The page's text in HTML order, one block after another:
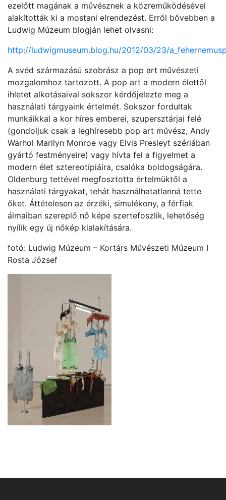
ezelőtt magának a művésznek a közreműködésével
alakították ki a mostani elrendezést. Erről bővebben a
Ludwig Múzeum blogján lehet olvasni:
http://ludwigmuseum.blog.hu/2012/03/23/
A svéd származású szobrász a pop art művészeti
mozgalomhoz tartozott. A pop art a modern élettől
ihletet alkotásaival sokszor kérdőjelezte meg a
használati tárgyaink értelmét. Sokszor fordultak
munkáikkal a kor híres emberei, szupersztárjai felé
(gondoljuk csak a leghíresebb pop art művész, Andy
Warhol Marilyn Monroe vagy Elvis Presleyt szériában
gyártó festményeire) vagy hívta fel a figyelmet a
modern élet sztereotípiáira, csalóka boldogságára.
Oldenburg tettével megfosztotta értelmüktől a
használati tárgyakat, tehát használhatatlanná tette
őket. Áttételesen az érzéki, simulékony, a férfiak
álmaiban szereplő nő képe szertefoszlik, lehetőség
nyílik egy új nőkép kialakítására.
fotó: Ludwig Múzeum – Kortárs Művészeti Múzeum I
Rosta József